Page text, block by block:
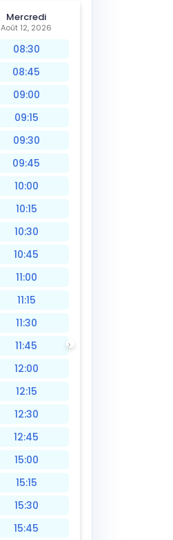
Mercredi
Août 12, 2026
08:30
08:45
09:00
09:15
09:30
09:45
10:00
10:15
10:30
10:45
11:00
11:15
11:30
11:45
12:00
12:15
12:30
12:45
15:00
15:15
15:30
15:45